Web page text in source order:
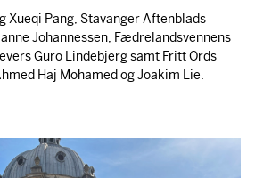
Xueqi Pang, Stavanger Aftenblads
Johannessen, Fædrelandsvennens
Guro Lindebjerg samt Fritt Ords
Haj Mohamed og Joakim Lie.